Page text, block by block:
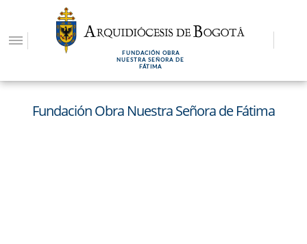
contenido
FUNDACIÓN OBRA
NUESTRA SEÑORA DE
FÁTIMA
Fundación Obra Nuestra Señora de Fátima